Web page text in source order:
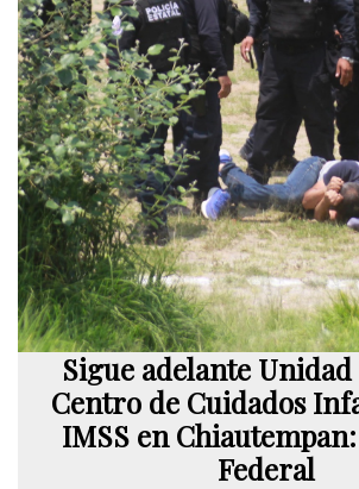
Sigue adelante
Centro de Cuidados
IMSS en
Federal